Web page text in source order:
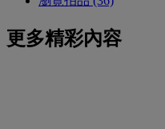
更多精彩內容